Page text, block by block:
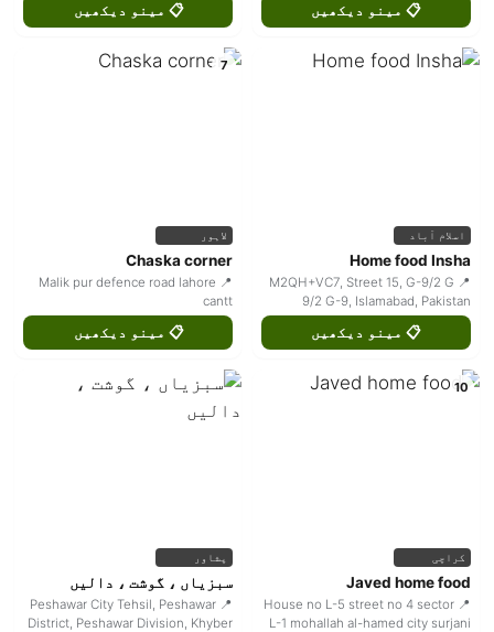
📋 مینو دیکھیں 📋 مینو دیکھیں
اسلام آباد
Home food Insha
📍 M2QH+VC7, Street 15, G-9/2 G
9/2 G-9, Islamabad, Pakistan
📋 مینو دیکھیں
7
لاہور
Chaska corner
📍 Malik pur defence road lahore
cantt
📋 مینو دیکھیں
10
کراچی
Javed home food
📍 House no L-5 street no 4 sector
L-1 mohallah al-hamed city surjani
پشاور
سبزیاں ، گوشت ، دالیں
📍 Peshawar City Tehsil, Peshawar
District, Peshawar Division, Khyber